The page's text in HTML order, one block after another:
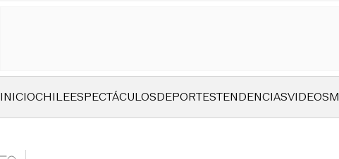
INICIOCHILEESPECTÁCULOSDEPORTESTENDENCIASVIDEOS